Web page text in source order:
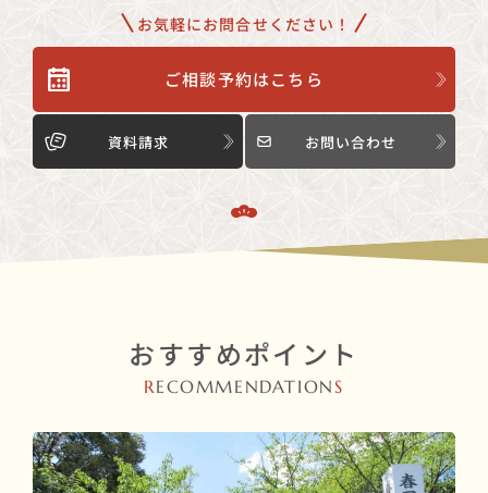
お気軽にお問合せください！
ご相談予約はこちら
資料請求 お問い合わせ
おすすめポイント
RECOMMENDATION S